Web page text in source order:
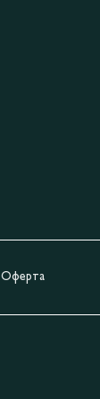
Оферта